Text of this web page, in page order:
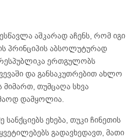
აშკარად აჩენს, რომ იგი
პრინციპის აბსოლუტურად
ერთგულობს
და განსაკუთრებით ახლო
მიმართ, თუმცაღა სხვა
დამყოლია.
ეხება, თუკი ჩინეთის
გადავხედავთ, მათი